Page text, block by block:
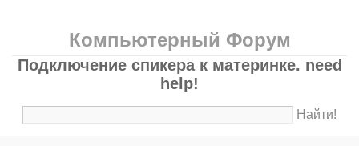
Компьютерный Форум
Подключение спикера к материнке. need
help!
Найти!